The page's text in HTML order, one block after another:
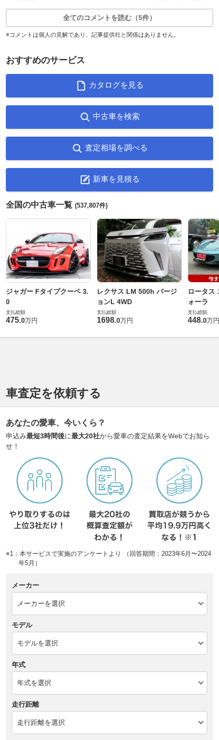
全てのコメントを読む（5件）
※コメントは個人の見解であり、記事提供社と関係はありません。
おすすめのサービス
カタログを見る
中古車を検索
査定相場を調べる
新車を見積る
全国の中古車一覧 (537,807件)
ジャガー Fタイプクーペ 3.
0
支払総額
475.0万円
レクサス LM 500h バージ
ョンL 4WD
支払総額
1698.0万円
ロータス
ォーラ
支払総額
448.0万円
車査定を依頼する
あなたの愛車、今いくら？
申込み最短3時間後に最大20社から愛車の査定結果をWebでお知ら
せ！
※1：本サービスで実施のアンケートより （回答期間：2023年6月〜2024
年5月）
メーカー
モデル
年式
走行距離